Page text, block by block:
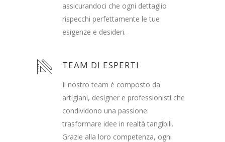
assicurandoci che ogni dettaglio
rispecchi perfettamente le tue
esigenze e desideri.
TEAM DI ESPERTI
Il nostro team è composto da
artigiani, designer e professionisti che
condividono una passione:
trasformare idee in realtà tangibili.
Grazie alla loro competenza, ogni